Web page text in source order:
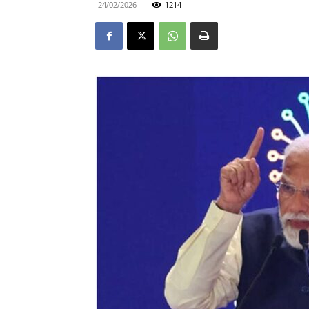
24/02/2026 1214